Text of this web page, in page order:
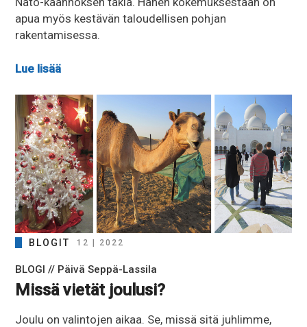
apua myös kestävän taloudellisen pohjan
rakentamisessa.
Lue lisää
BLOGIT 12 | 2022
BLOGI // Päivä Seppä-Lassila
Missä vietät joulusi?
Joulu on valintojen aikaa. Se, missä sitä juhlimme,